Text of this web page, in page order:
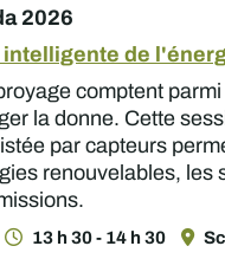
2026
de
comptent
la donne. Cette
par capteurs
renouvelables,
13 h 30 - 14 h 30